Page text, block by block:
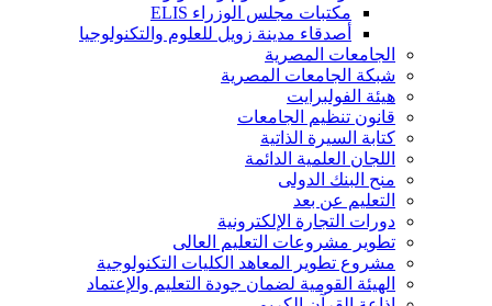
مكتبات مجلس الوزراء ELIS
أصدقاء مدينة زويل للعلوم والتكنولوجيا
الجامعات المصرية
شبكة الجامعات المصرية
هيئة الفولبرايت
قانون تنظيم الجامعات
كتابة السيرة الذاتية
اللجان العلمية الدائمة
منح البنك الدولى
التعليم عن بعد
دورات التجارة الإلكترونية
تطوير مشروعات التعليم العالى
مشروع تطوير المعاهد الكليات التكنولوجية
الهيئة القومية لضمان جودة التعليم والإعتماد